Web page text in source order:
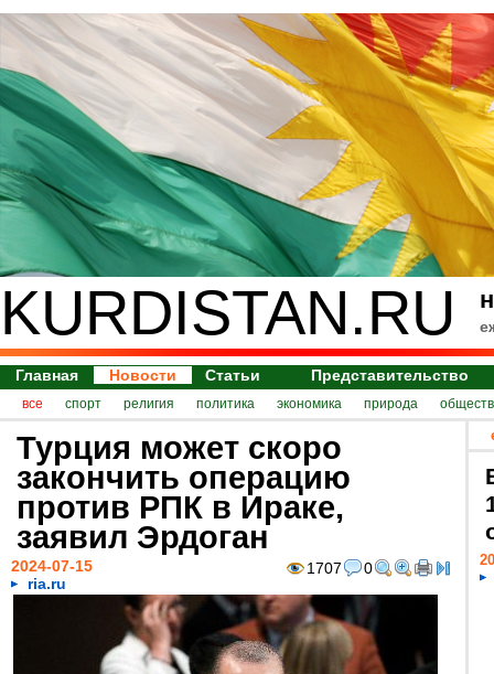
KURDISTAN.RU
Главная Новости Статьи Представительство
все спорт религия политика экономика природа
Турция может скоро
закончить операцию
против РПК в Ираке,
заявил Эрдоган
1707 0
2024-07-15
ria.ru